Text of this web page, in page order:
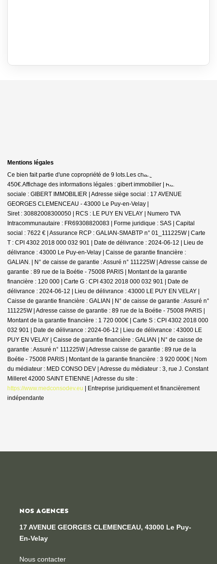
Mentions légales
Ce bien fait partie d'une copropriété de 9 lots.Les charges annuelles sont de
450€.Affichage des informations légales : gibert immobilier | Raison
sociale : GIBERT IMMOBILIER | Adresse siège social : 17 AVENUE
GEORGES CLEMENCEAU - 43000 Le Puy-en-Velay |
Siret : 30882008300050 | RCS : LE PUY EN VELAY | Numero TVA
Intracommunautaire : FR69308820083 | Forme juridique : SAS | Capital
social : 7622 € | Assurance RCP : GALIAN-SMABTP n° 01_111225W | Carte
T : CPI 4302 2018 000 032 901 | Date de délivrance : 2024-06-12 | Lieu de
délivrance : 43000 Le Puy-en-Velay | Caisse de garantie financière :
GALIAN. | N° de caisse de garantie : Assuré n° 111225W | Adresse caisse de
garantie : 89 rue de la Boétie - 75008 PARIS | Montant de la garantie
financière : 120 000 | Carte G : CPI 4302 2018 000 032 901 | Date de
délivrance : 2024-06-12 | Lieu de délivrance : 43000 LE PUY EN VELAY |
Caisse de garantie financière : GALIAN | N° de caisse de garantie : Assuré n°
111225W | Adresse caisse de garantie : 89 rue de la Boétie - 75008 PARIS |
Montant de la garantie financière : 1 720 000€ | Carte S : CPI 4302 2018 000
032 901 | Date de délivrance : 2024-06-12 | Lieu de délivrance : 43000 LE
PUY EN VELAY | Caisse de garantie financière : GALIAN | N° de caisse de
garantie : Assuré n° 111225W | Adresse caisse de garantie : 89 rue de la
Boétie - 75008 PARIS | Montant de la garantie financière : 3 920 000€ | Nom
du médiateur : MED CONSO DEV | Adresse du médiateur : 3, rue J. Constant
Milleret 42000 SAINT ETIENNE | Adresse du site :
https://www.medconsodev.eu | Entreprise juridiquement et financièrement
indépendante
NOS AGENCES
17 AVENUE GEORGES CLEMENCEAU, 43000 Le Puy-
En-Velay
Nous contacter